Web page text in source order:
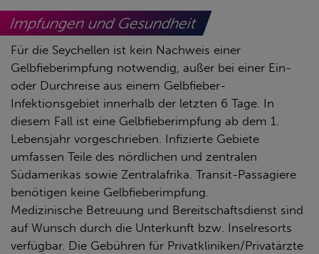
Impfungen und Gesundheit
Für die Seychellen ist kein Nachweis einer
Gelbfieberimpfung notwendig, außer bei einer Ein-
oder Durchreise aus einem Gelbfieber-
Infektionsgebiet innerhalb der letzten 6 Tage. In
diesem Fall ist eine Gelbfieberimpfung ab dem 1.
Lebensjahr vorgeschrieben. Infizierte Gebiete
umfassen Teile des nördlichen und zentralen
Südamerikas sowie Zentralafrika. Transit-Passagiere
benötigen keine Gelbfieberimpfung.
Medizinische Betreuung und Bereitschaftsdienst sind
auf Wunsch durch die Unterkunft bzw. Inselresorts
verfügbar. Die Gebühren für Privatkliniken/Privatärzte